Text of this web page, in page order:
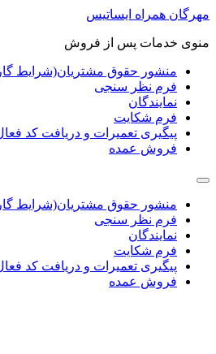
پرش
محتوا
مهرگان همراه ایساتیس
منوی خدمات پس از فروش
منشور حقوق مشتریان(شرایط
فرم نظر سنجی
نمایندگان
فرم شکایت
پیگیری تعمیرات و دریافت کد
فروش عمده
منشور حقوق مشتریان(شرایط
فرم نظر سنجی
نمایندگان
فرم شکایت
پیگیری تعمیرات و دریافت کد
فروش عمده